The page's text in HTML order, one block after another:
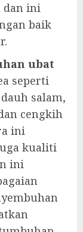
dan ini
baik
ubat
seperti
salam,
cengkih
ini
kualiti
ini